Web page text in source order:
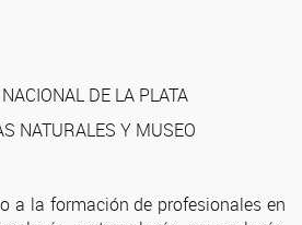
DE LA PLATA
NATURALES Y MUSEO
a la formación de profesionales en